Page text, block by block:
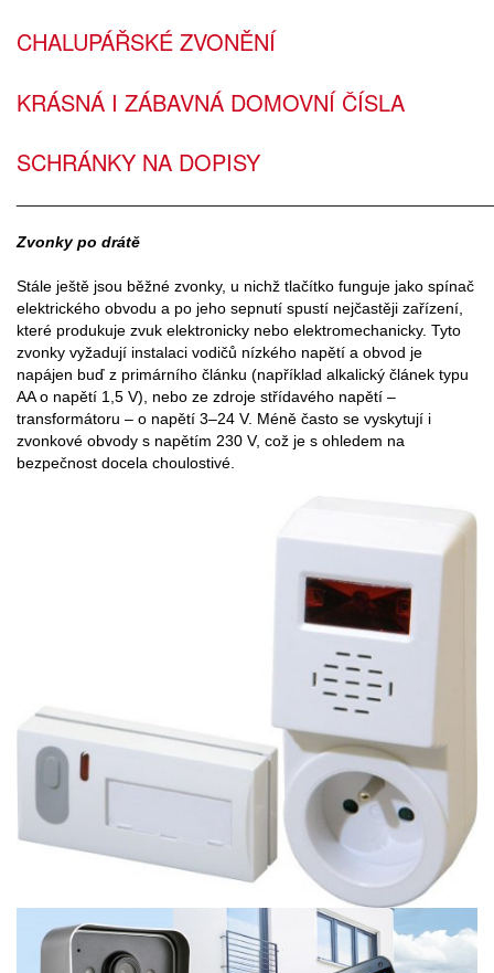
CHALUPÁŘSKÉ ZVONĚNÍ
KRÁSNÁ I ZÁBAVNÁ DOMOVNÍ ČÍSLA
SCHRÁNKY NA DOPISY
Zvonky po drátě
Stále ještě jsou běžné zvonky, u nichž tlačítko funguje jako spínač
elektrického obvodu a po jeho sepnutí spustí nejčastěji zařízení,
které produkuje zvuk elektronicky nebo elektromechanicky. Tyto
zvonky vyžadují instalaci vodičů nízkého napětí a obvod je
napájen buď z primárního článku (například alkalický článek typu
AA o napětí 1,5 V), nebo ze zdroje střídavého napětí –
transformátoru – o napětí 3–24 V. Méně často se vyskytují i
zvonkové obvody s napětím 230 V, což je s ohledem na
bezpečnost docela choulostivé.